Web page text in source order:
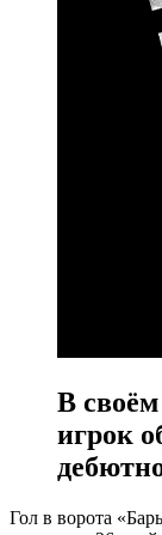
В
игрок
Гол в ворота